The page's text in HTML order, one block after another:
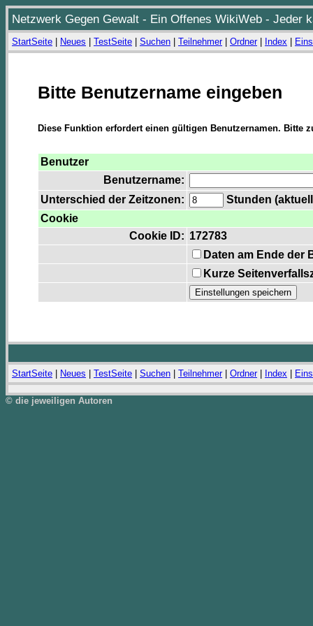
Netzwerk Gegen Gewalt - Ein Offenes WikiWeb - Jeder
StartSeite Neues TestSeite Suchen Teilnehmer| Ordner| Index
Bitte Benutzername eingeben
Diese Funktion erfordert einen gültigen Benutzernamen. Bitte
Benutzer
Benutzername:
Unterschied der Zeitzonen:
Stunden
Cookie
Cookie ID: 172783
Daten am Ende der
Kurze
StartSeite Neues TestSeite Suchen Teilnehmer| Ordner| Index
© die jeweiligen Autoren